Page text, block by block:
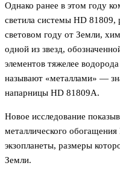
Однако ранее в этом году
светила системы HD
световом году от Земли,
одной из звезд,
элементов тяжелее
называют «металлами» —
напарницы HD 81809A.
Новое исследование
металлического
экзопланеты, размеры
Земли.